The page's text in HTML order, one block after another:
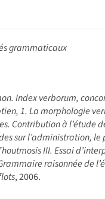
grammaticaux
Index verborum,
1. La morphologie
Contribution à l’étude
sur l’administration, le
III. Essai
raisonnée de
, 2006.